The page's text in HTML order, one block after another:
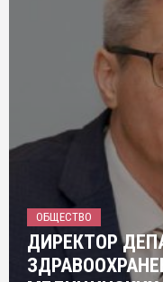
ОБЩЕСТВО
ДИРЕКТОР